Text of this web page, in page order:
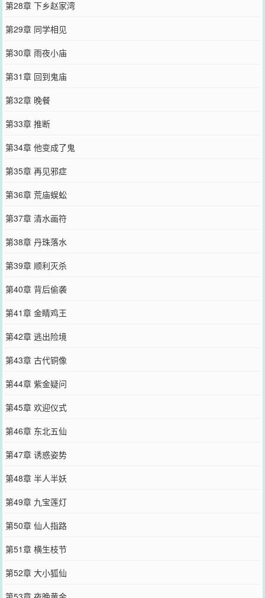
第28章 下乡赵家湾
第29章 同学相见
第30章 雨夜小庙
第31章 回到鬼庙
第32章 晚餐
第33章 推断
第34章 他变成了鬼
第35章 再见邪症
第36章 荒庙蜈蚣
第37章 清水画符
第38章 丹珠落水
第39章 顺利灭杀
第40章 背后偷袭
第41章 金睛鸡王
第42章 逃出险境
第43章 古代铜像
第44章 紫金疑问
第45章 欢迎仪式
第46章 东北五仙
第47章 诱惑姿势
第48章 半人半妖
第49章 九宝莲灯
第50章 仙人指路
第51章 横生枝节
第52章 大小狐仙